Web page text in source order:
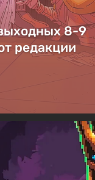
8-9
редакции